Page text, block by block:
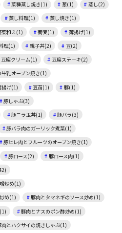
菜種蒸し焼き(1) 葱(1)
蒸し(2)
蒸し料理(1)
蒸し焼き(1)
菜和え(1) 蕎麦(1)
薄揚げ(1)
理(1) 親子丼(2)
豆(2)
豆腐クリーム(1)
豆腐ステーキ(2)
牛乳オーブン焼き(1)
揚げ(1) 豆苗(1)
豚(1)
豚しゃぶ(3)
豚ニラ玉丼(1)
豚バラ(3)
豚バラ肉のガーリック煮菜(1)
豚ヒレ肉とフルーツのオーブン焼き(1)
豚ロース(2)
豚ロース肉(1)
炒め(1)
め(1)
豚肉とタマネギのソース炒め(1)
豚肉とナスのポン酢炒め(1)
肉とハクサイの焼きしゃぶ(1)